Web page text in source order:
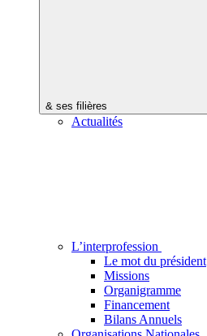
& ses filières
Actualités
L’interprofession
Le mot du président
Missions
Organigramme
Financement
Bilans Annuels